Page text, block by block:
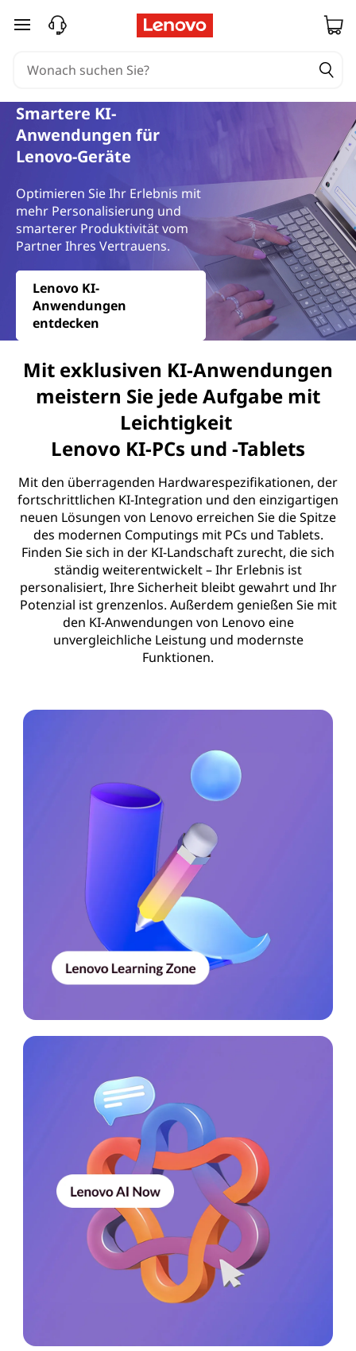
zum Hauptinhalt springen
Smartere KI-
Anwendungen für
Lenovo-Geräte
Optimieren Sie Ihr Erlebnis mit
mehr Personalisierung und
smarterer Produktivität vom
Partner Ihres Vertrauens.
Lenovo KI-
Anwendungen
entdecken
Mit exklusiven KI-Anwendungen
meistern Sie jede Aufgabe mit
Leichtigkeit
Lenovo KI-PCs und -Tablets
Mit den überragenden Hardwarespezifikationen, der
fortschrittlichen KI-Integration und den einzigartigen
neuen Lösungen von Lenovo erreichen Sie die Spitze
des modernen Computings mit PCs und Tablets.
Finden Sie sich in der KI-Landschaft zurecht, die sich
ständig weiterentwickelt – Ihr Erlebnis ist
personalisiert, Ihre Sicherheit bleibt gewahrt und Ihr
Potenzial ist grenzenlos. Außerdem genießen Sie mit
den KI-Anwendungen von Lenovo eine
unvergleichliche Leistung und modernste
Funktionen.